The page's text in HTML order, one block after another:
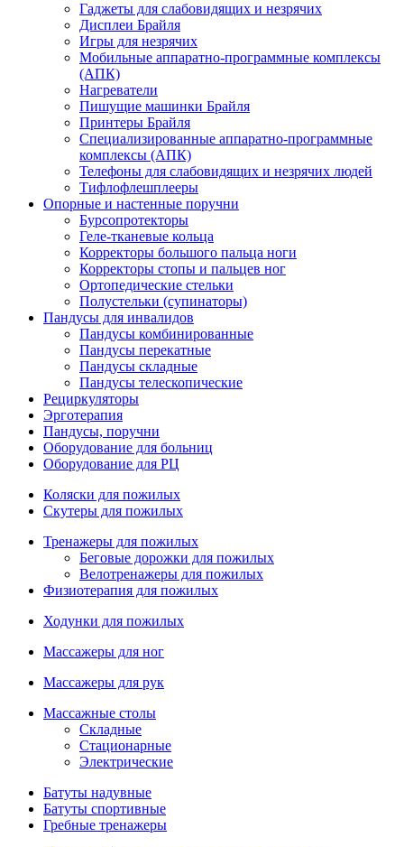
Гаджеты для слабовидящих и незрячих
Дисплеи Брайля
Игры для незрячих
Мобильные аппаратно-программные комплексы
(АПК)
Нагреватели
Пишущие машинки Брайля
Принтеры Брайля
Специализированные аппаратно-программные
комплексы (АПК)
Телефоны для слабовидящих и незрячих людей
Тифлофлешплееры
Опорные и настенные поручни
Бурсопротекторы
Геле-тканевые кольца
Корректоры большого пальца ноги
Корректоры стопы и пальцев ног
Ортопедические стельки
Полустельки (супинаторы)
Пандусы для инвалидов
Пандусы комбинированные
Пандусы перекатные
Пандусы складные
Пандусы телескопические
Рециркуляторы
Эрготерапия
Пандусы, поручни
Оборудование для больниц
Оборудование для РЦ
Коляски для пожилых
Скутеры для пожилых
Тренажеры для пожилых
Беговые дорожки для пожилых
Велотренажеры для пожилых
Физиотерапия для пожилых
Ходунки для пожилых
Массажеры для ног
Массажеры для рук
Массажные столы
Складные
Стационарные
Электрические
Батуты надувные
Батуты спортивные
Гребные тренажеры